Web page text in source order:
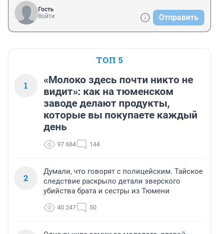
Гость
Войти
Отправить
ТОП 5
1
«Молоко здесь почти никто не
видит»: как на тюменском
заводе делают продукты,
которые вы покупаете каждый
день
97 684 144
2
Думали, что говорят с полицейским. Тайское
следствие раскрыло детали зверского
убийства брата и сестры из Тюмени
40 247 50